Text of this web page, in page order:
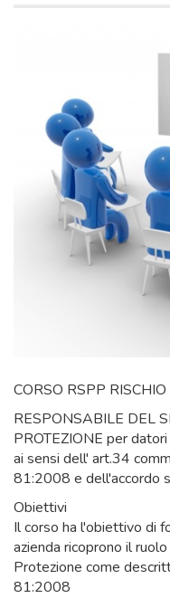
CORSO RSPP
RESPONSABILE DEL
PROTEZIONE per
ai sensi dell' art.34
81:2008 e dell'accordo
Obiettivi
Il corso ha l'obiettivo di
azienda ricoprono il
Protezione come
81:2008